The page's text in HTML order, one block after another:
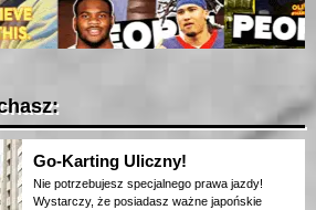
Go-Karting Uliczny!
Nie potrzebujesz specjalnego prawa jazdy!
Wystarczy, że posiadasz ważne japońskie